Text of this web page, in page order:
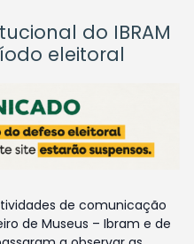
do IBRAM
eleitoral
de comunicação
de Museus – Ibram e de